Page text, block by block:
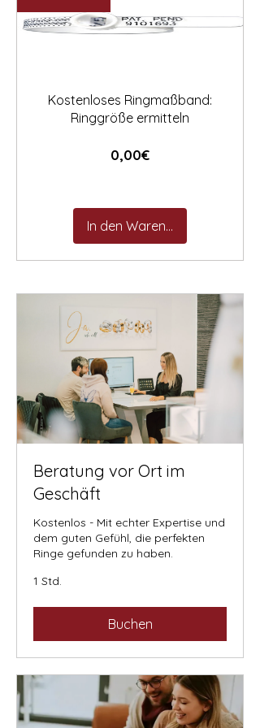
Kostenloses Ringmaßband:
Ringgröße ermitteln
0,00€Preis
In den Warenkorb
Beratung vor Ort im
Geschäft
Kostenlos - Mit echter Expertise und
dem guten Gefühl, die perfekten
Ringe gefunden zu haben.
1 Std.
Buchen